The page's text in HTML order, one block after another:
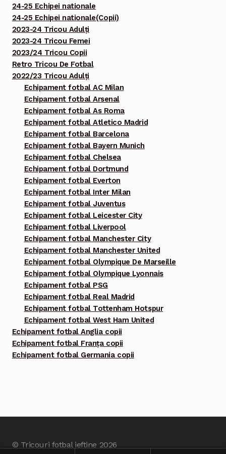
24-25 Echipei nationale
24-25 Echipei nationale(Copii)
2023-24 Tricou Adulți
2023-24 Tricou Femei
2023/24 Tricou Copii
Retro Tricou De Fotbal
2022/23 Tricou Adulți
Echipament fotbal AC Milan
Echipament fotbal Arsenal
Echipament fotbal As Roma
Echipament fotbal Atletico Madrid
Echipament fotbal Barcelona
Echipament fotbal Bayern Munich
Echipament fotbal Chelsea
Echipament fotbal Dortmund
Echipament fotbal Everton
Echipament fotbal Inter Milan
Echipament fotbal Juventus
Echipament fotbal Leicester City
Echipament fotbal Liverpool
Echipament fotbal Manchester City
Echipament fotbal Manchester United
Echipament fotbal Olympique De Marseille
Echipament fotbal Olympique Lyonnais
Echipament fotbal PSG
Echipament fotbal Real Madrid
Echipament fotbal Tottenham Hotspur
Echipament fotbal West Ham United
Echipament fotbal Anglia copii
Echipament fotbal Franța copii
Echipament fotbal Germania copii
© Tricouri fotbal ieftine 2026